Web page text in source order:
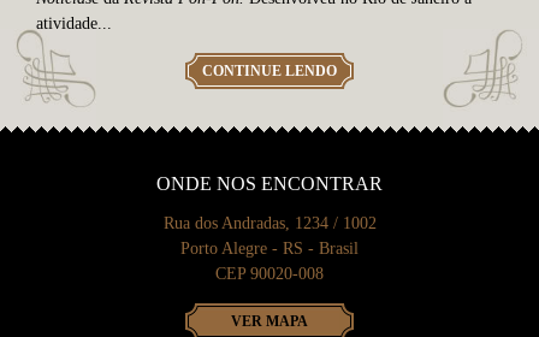
atividade...
CONTINUE LENDO
ONDE NOS ENCONTRAR
Rua dos Andradas, 1234 / 1002
Porto Alegre - RS - Brasil
CEP 90020-008
VER MAPA